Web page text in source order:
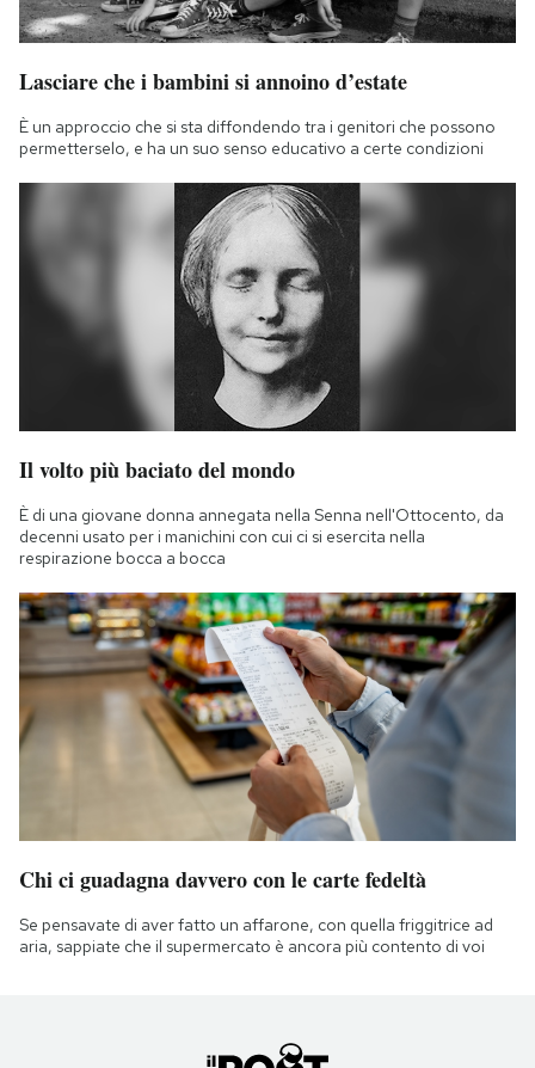
Lasciare che i bambini si annoino d’estate
È un approccio che si sta diffondendo tra i genitori che possono
permetterselo, e ha un suo senso educativo a certe condizioni
Il volto più baciato del mondo
È di una giovane donna annegata nella Senna nell'Ottocento, da
decenni usato per i manichini con cui ci si esercita nella
respirazione bocca a bocca
Chi ci guadagna davvero con le carte fedeltà
Se pensavate di aver fatto un affarone, con quella friggitrice ad
aria, sappiate che il supermercato è ancora più contento di voi